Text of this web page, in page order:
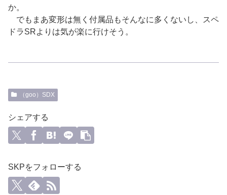
か。
でもまあ変形は無く付属品もそんなに多くないし、スペ
ドラSRよりは気が楽に行けそう。
（goo）SDX
シェアする
SKPをフォローする